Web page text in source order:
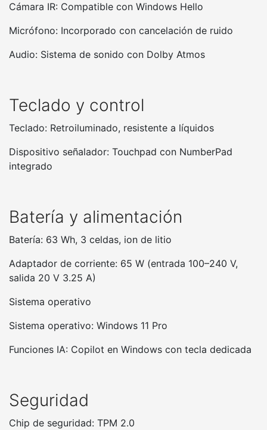
Cámara IR: Compatible con Windows Hello
Micrófono: Incorporado con cancelación de ruido
Audio: Sistema de sonido con Dolby Atmos
Teclado y control
Teclado: Retroiluminado, resistente a líquidos
Dispositivo señalador: Touchpad con NumberPad
integrado
Batería y alimentación
Batería: 63 Wh, 3 celdas, ion de litio
Adaptador de corriente: 65 W (entrada 100–240 V,
salida 20 V 3.25 A)
Sistema operativo
Sistema operativo: Windows 11 Pro
Funciones IA: Copilot en Windows con tecla dedicada
Seguridad
Chip de seguridad: TPM 2.0